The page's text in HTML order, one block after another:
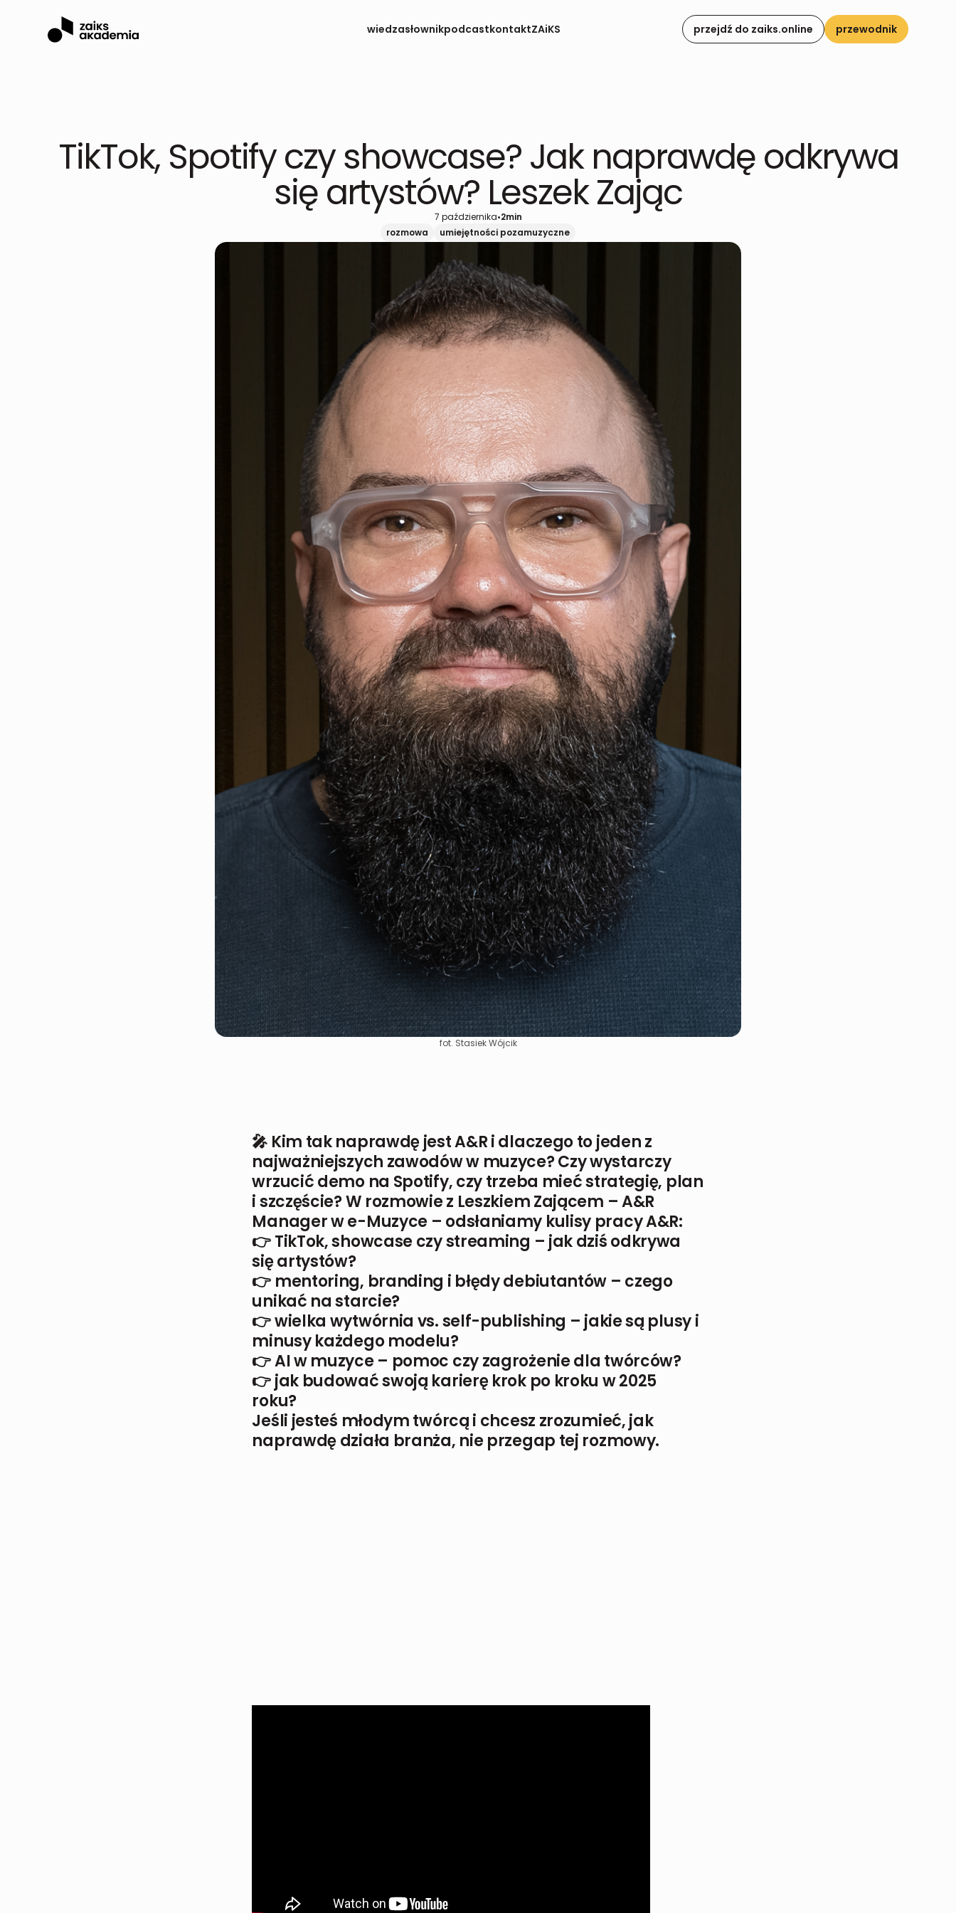
wiedzasłownikpodcastkontaktZAiKS przejdź do zaiks.online przewodnik
TikTok, Spotify czy showcase? Jak naprawdę odkrywa
się artystów? Leszek Zając
7 października•2min
rozmowa
umiejętności pozamuzyczne
fot. Stasiek Wójcik
🎤 Kim tak naprawdę jest A&R i dlaczego to jeden z
najważniejszych zawodów w muzyce? Czy wystarczy
wrzucić demo na Spotify, czy trzeba mieć strategię, plan
i szczęście? W rozmowie z Leszkiem Zającem – A&R
Manager w e-Muzyce – odsłaniamy kulisy pracy A&R:
👉 TikTok, showcase czy streaming – jak dziś odkrywa
się artystów?
👉 mentoring, branding i błędy debiutantów – czego
unikać na starcie?
👉 wielka wytwórnia vs. self-publishing – jakie są plusy i
minusy każdego modelu?
👉 AI w muzyce – pomoc czy zagrożenie dla twórców?
👉 jak budować swoją karierę krok po kroku w 2025
roku?
Jeśli jesteś młodym twórcą i chcesz zrozumieć, jak
naprawdę działa branża, nie przegap tej rozmowy.